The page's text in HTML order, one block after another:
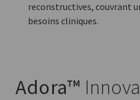
reconstructives, couvrant
besoins cliniques.
Adora™